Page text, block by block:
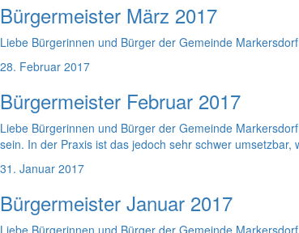
Bürgermeister März 2017
Liebe Bürgerinnen und Bürger der Gemeinde
28. Februar 2017
Bürgermeister Februar 2017
Liebe Bürgerinnen und Bürger der Gemeinde
sein. In der Praxis ist das jedoch sehr schwer
31. Januar 2017
Bürgermeister Januar 2017